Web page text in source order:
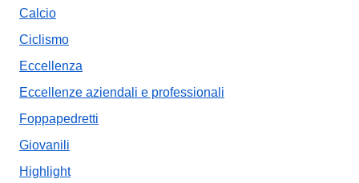
Calcio
Ciclismo
Eccellenza
Eccellenze aziendali e professionali
Foppapedretti
Giovanili
Highlight